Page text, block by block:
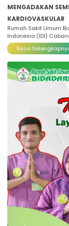
MENGADAKAN
KARDIOVASKULAR
Rumah Sakit Umum
Indonesia (IDI)
Baca